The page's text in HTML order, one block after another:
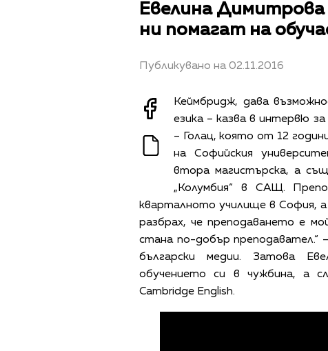
Евелина
ни помагат на
Публикувано на 02.11.2016
Кеймбридж, дава
езика – казва в интервю
– Голац, която от 12
на Софийския
втора магистърска, а
„Колумбия“ в САЩ.
кварталното училище в София, а
разбрах, че преподаването е
стана по-добър преподавател.“
български медии. Затова
обучението си в чужбина, а
Cambridge English.